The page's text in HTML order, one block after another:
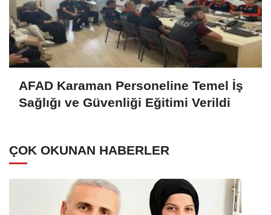
AFAD Karaman Personeline Temel İş
Sağlığı ve Güvenliği Eğitimi Verildi
ÇOK OKUNAN HABERLER